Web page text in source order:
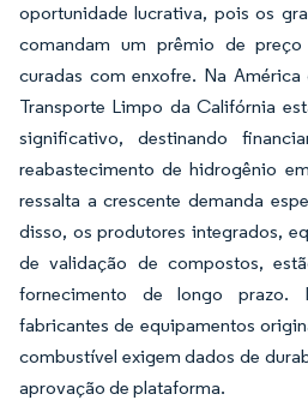
oportunidade lucrativa, pois os
comandam um prêmio de preço
curadas com enxofre. Na
Transporte Limpo da Califórnia
significativo, destinando
reabastecimento de hidrogênio
ressalta a crescente demanda
disso, os produtores integrados,
de validação de compostos,
fornecimento de longo
fabricantes de equipamentos
combustível exigem dados de
aprovação de plataforma.